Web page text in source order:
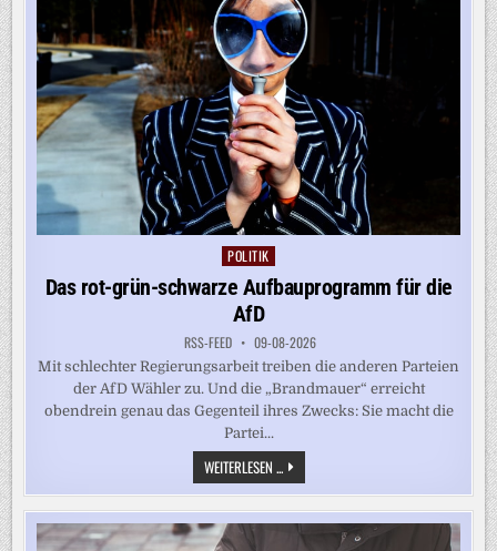
Posted
POLITIK
Das rot-grün-schwarze Aufbauprogramm für die
AfD
RSS-FEED 09-08-2026
Mit schlechter Regierungsarbeit treiben die anderen Parteien
der AfD Wähler zu. Und die „Brandmauer“ erreicht
obendrein genau das Gegenteil ihres Zwecks: Sie macht die
Partei...
WEITERLESEN ...DAS
ROT-
GRÜN-
SCHWARZE
AUFBAUPROGRAMM
FÜR